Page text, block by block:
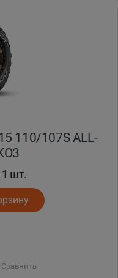
110/107S ALL-
шт.
Сравнить